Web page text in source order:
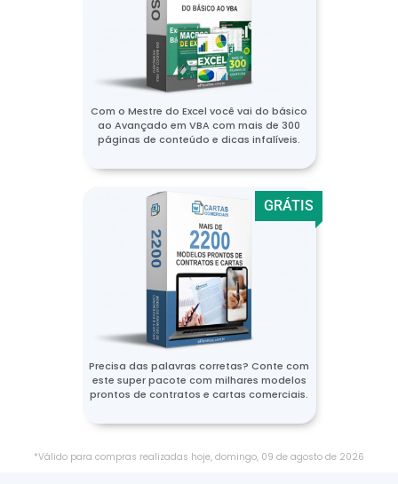
Com o Mestre do Excel você vai do básico
ao Avançado em VBA com mais de 300
páginas de conteúdo e dicas infalíveis.
GRÁTIS
Precisa das palavras corretas? Conte com
este super pacote com milhares modelos
prontos de contratos e cartas comerciais.
*Válido para compras realizadas hoje, domingo, 09 de agosto de 2026